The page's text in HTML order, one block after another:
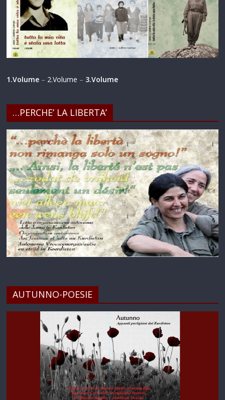
1.Volume – 2.Volume – 3.Volume
…PERCHE’ LA LIBERTA’
AUTUNNO-POESIE